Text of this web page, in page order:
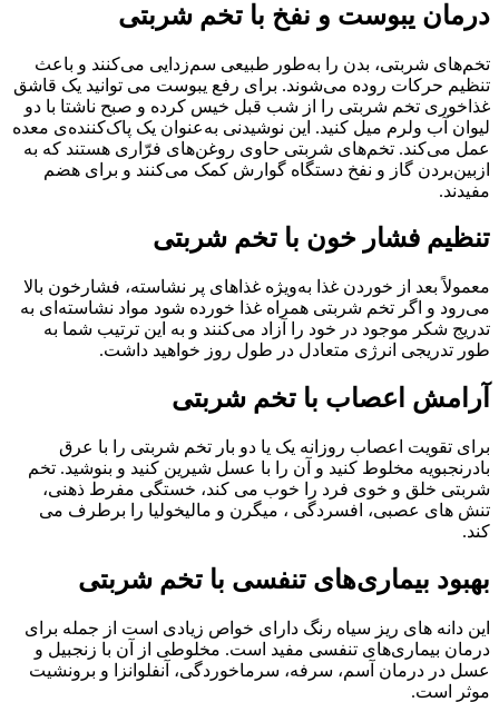
درمان یبوست و نفخ با تخم شربتی
تخم‌های شربتی، بدن را به‌طور طبیعی سم‌زدایی می‌کنند و باعث
تنظیم حرکات روده می‌شوند. برای رفع یبوست می توانید یک قاشق
غذاخوری تخم شربتی را از شب قبل خیس کرده و صبح ناشتا با دو
لیوان آب ولرم میل کنید. این نوشیدنی به‌عنوان یک پاک‌کننده‌ی معده
عمل می‌کند. تخم‌های شربتی حاوی روغن‌های فرّاری هستند که به
ازبین‌بردن گاز و نفخ دستگاه گوارش کمک می‌کنند و برای هضم
مفیدند.
تنظیم فشار خون با تخم شربتی
معمولاً بعد از خوردن غذا به‌ویژه غذاهای پر نشاسته، فشارخون بالا
می‌رود و اگر تخم شربتی همراه غذا خورده شود مواد نشاسته‌ای به
تدریج شکر موجود در خود را آزاد می‌کنند و به این ترتیب شما به
طور تدریجی انرژی متعادل در طول روز خواهید داشت.
آرامش اعصاب با تخم شربتی
برای تقویت اعصاب روزانه یک یا دو بار تخم شربتی را با عرق
بادرنجبویه مخلوط کنید و آن را با عسل شیرین کنید و بنوشید. تخم
شربتی خلق و خوی فرد را خوب می کند، خستگی مفرط ذهنی،
تنش های عصبی، افسردگی ، میگرن و مالیخولیا را برطرف می
کند.
بهبود بیماری‌های تنفسی با تخم شربتی
این دانه های ریز سیاه رنگ دارای خواص زیادی است از جمله برای
درمان بیماری‌های تنفسی مفید است. مخلوطی از آن با زنجبیل و
عسل در درمان آسم، سرفه، سرماخوردگی، آنفلوانزا و برونشیت
موثر است.